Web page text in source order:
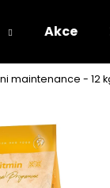
Akce
maintenance - 12
najít?